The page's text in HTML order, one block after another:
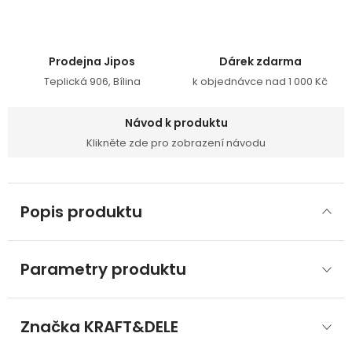
Prodejna Jipos
Teplická 906, Bílina
Dárek zdarma
k objednávce nad 1 000 Kč
Návod k produktu
Klikněte zde pro zobrazení návodu
Popis produktu
Parametry produktu
Značka KRAFT&DELE